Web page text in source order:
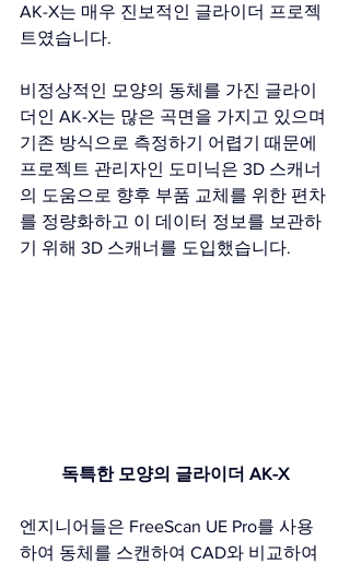
AK-X는 매우 진보적인 글라이더 프로젝
트였습니다.
비정상적인 모양의 동체를 가진 글라이
더인 AK-X는 많은 곡면을 가지고 있으며
기존 방식으로 측정하기 어렵기 때문에
프로젝트 관리자인 도미닉은 3D 스캐너
의 도움으로 향후 부품 교체를 위한 편차
를 정량화하고 이 데이터 정보를 보관하
기 위해 3D 스캐너를 도입했습니다.
독특한 모양의 글라이더 AK-X
엔지니어들은 FreeScan UE Pro를 사용
하여 동체를 스캔하여 CAD와 비교하여